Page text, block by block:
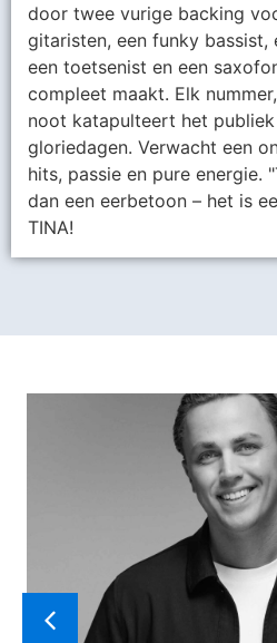
door twee vurige backing
gitaristen, een funky bassist,
een toetsenist en een
compleet maakt. Elk
noot katapulteert het publiek
gloriedagen. Verwacht een
hits, passie en pure energie.
dan een eerbetoon – het is
TINA!